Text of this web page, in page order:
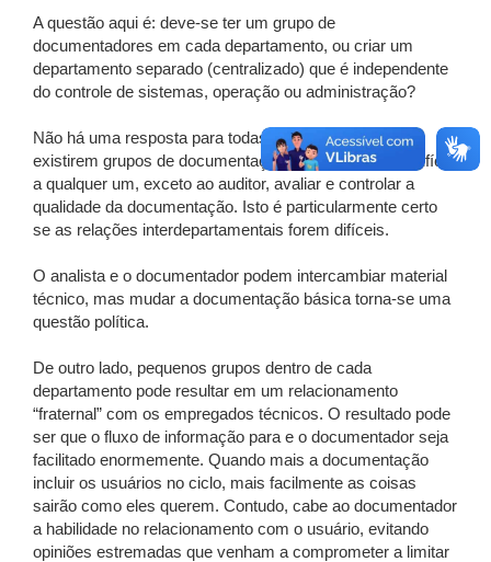
A questão aqui é: deve-se ter um grupo de
documentadores em cada departamento, ou criar um
departamento separado (centralizado) que é independente
do controle de sistemas, operação ou administração?
Não há uma resposta para todas as situações. Se
existirem grupos de documentação esperados ficará difícil
a qualquer um, exceto ao auditor, avaliar e controlar a
qualidade da documentação. Isto é particularmente certo
se as relações interdepartamentais forem difíceis.
O analista e o documentador podem intercambiar material
técnico, mas mudar a documentação básica torna-se uma
questão política.
De outro lado, pequenos grupos dentro de cada
departamento pode resultar em um relacionamento
“fraternal” com os empregados técnicos. O resultado pode
ser que o fluxo de informação para e o documentador seja
facilitado enormemente. Quando mais a documentação
incluir os usuários no ciclo, mais facilmente as coisas
sairão como eles querem. Contudo, cabe ao documentador
a habilidade no relacionamento com o usuário, evitando
opiniões estremadas que venham a comprometer a limitar